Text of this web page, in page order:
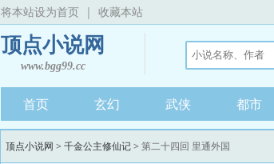
将本站设为首页 | 收藏本站
顶点小说网
www.bgg99.cc
首页 玄幻 武侠 都市
顶点小说网 > 千金公主修仙记> 第二十四回 里通外国